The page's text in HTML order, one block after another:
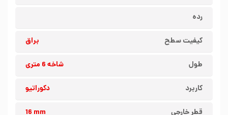
رده
کیفیت سطح براق
طول شاخه 6 متری
کاربرد دکوراتیو
قطر خارجی 16 mm